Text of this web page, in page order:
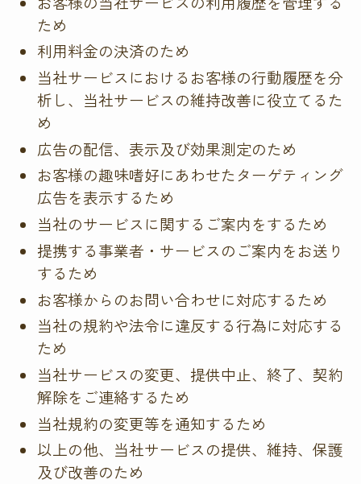
ため
利用料金の決済のため
当社サービスにおけるお客様の行動履歴を分
析し、当社サービスの維持改善に役立てるた
め
広告の配信、表示及び効果測定のため
お客様の趣味嗜好にあわせたターゲティング
広告を表示するため
当社のサービスに関するご案内をするため
提携する事業者・サービスのご案内をお送り
するため
お客様からのお問い合わせに対応するため
当社の規約や法令に違反する行為に対応する
ため
当社サービスの変更、提供中止、終了、契約
解除をご連絡するため
当社規約の変更等を通知するため
以上の他、当社サービスの提供、維持、保護
及び改善のため